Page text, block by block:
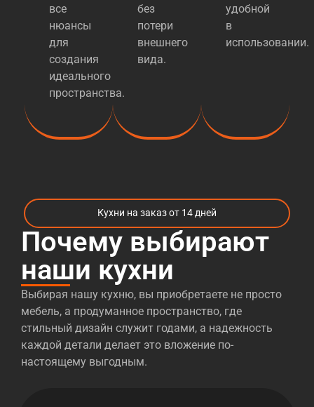
все
нюансы
для
создания
идеального
пространства.
без
потери
внешнего
вида.
удобной
в
использовании.
Кухни на заказ от 14 дней
Почему выбирают
наши кухни
Выбирая нашу кухню, вы приобретаете не просто
мебель, а продуманное пространство, где
стильный дизайн служит годами, а надежность
каждой детали делает это вложение по-
настоящему выгодным.